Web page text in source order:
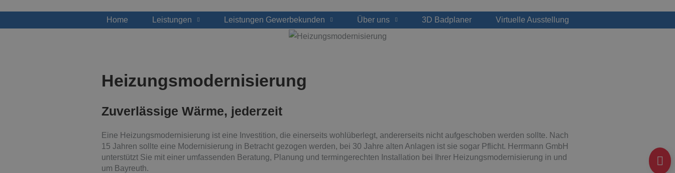
Home Leistungen Leistungen Gewerbekunden Über uns 3D Badplaner Virtuelle Ausstellung
Heizungsmodernisierung
Zuverlässige Wärme, jederzeit
Eine Heizungsmodernisierung ist eine Investition, die einerseits wohlüberlegt, andererseits nicht aufgeschoben werden sollte. Nach
15 Jahren sollte eine Modernisierung in Betracht gezogen werden, bei 30 Jahre alten Anlagen ist sie sogar Pflicht. Herrmann GmbH
unterstützt Sie mit einer umfassenden Beratung, Planung und termingerechten Installation bei Ihrer Heizungsmodernisierung in und
um Bayreuth.